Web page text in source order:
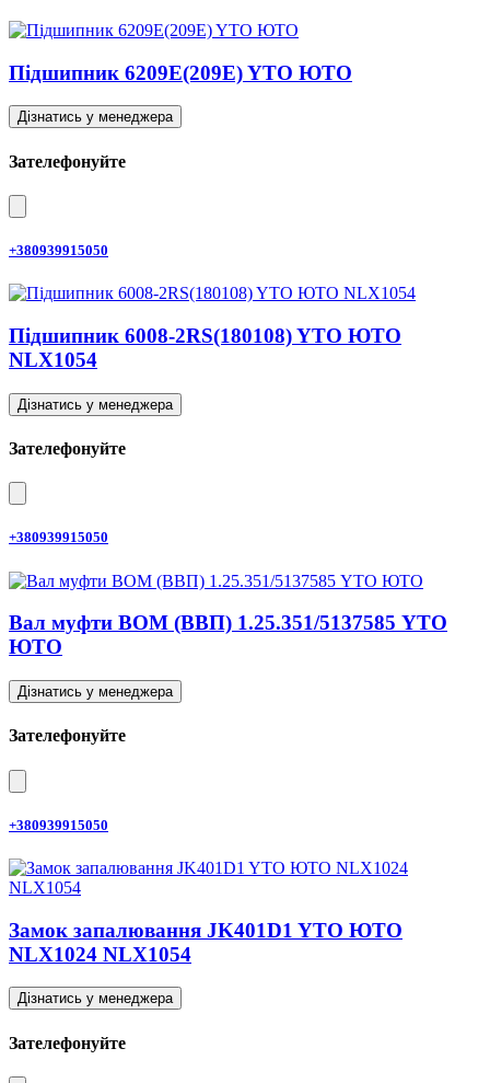
Підшипник 6209E(209E) YTO ЮТО
Дізнатись у менеджера
Зателефонуйте
+380939915050
Підшипник 6008-2RS(180108) YTO ЮТО
NLX1054
Дізнатись у менеджера
Зателефонуйте
+380939915050
Вал муфти ВОМ (ВВП) 1.25.351/5137585 YTO
ЮТО
Дізнатись у менеджера
Зателефонуйте
+380939915050
Замок запалювання JK401D1 YTO ЮТО
NLX1024 NLX1054
Дізнатись у менеджера
Зателефонуйте